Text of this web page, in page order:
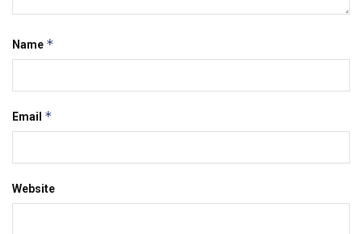
Name *
Email *
Website